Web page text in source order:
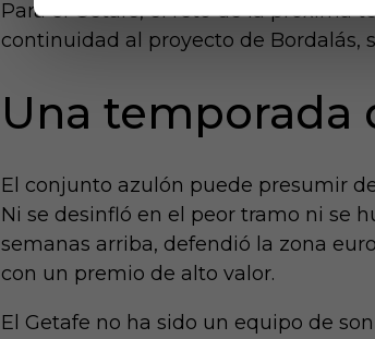
Para el Getafe, el reto de la próxima
continuidad al proyecto de Bordalás,
Una temporada
El conjunto azulón puede presumir
Ni se desinfló en el peor tramo ni se
semanas arriba, defendió la zona
con un premio de alto valor.
El Getafe no ha sido un equipo de